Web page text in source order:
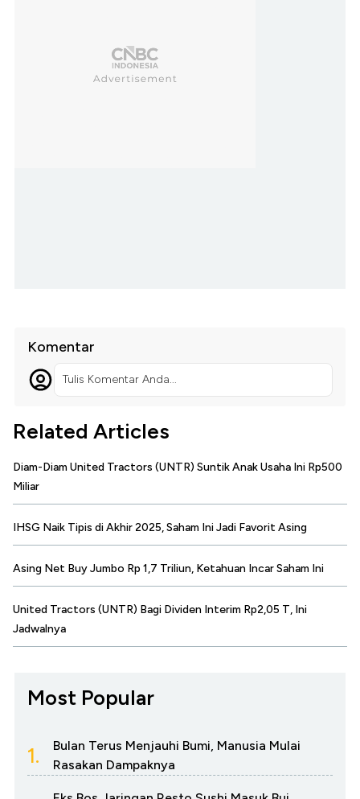
Komentar
Tulis Komentar Anda...
Related Articles
Diam-Diam United Tractors (UNTR) Suntik Anak Usaha Ini Rp500
Miliar
IHSG Naik Tipis di Akhir 2025, Saham Ini Jadi Favorit Asing
Asing Net Buy Jumbo Rp 1,7 Triliun, Ketahuan Incar Saham Ini
United Tractors (UNTR) Bagi Dividen Interim Rp2,05 T, Ini
Jadwalnya
Most Popular
1.
Bulan Terus Menjauhi Bumi, Manusia Mulai
Rasakan Dampaknya